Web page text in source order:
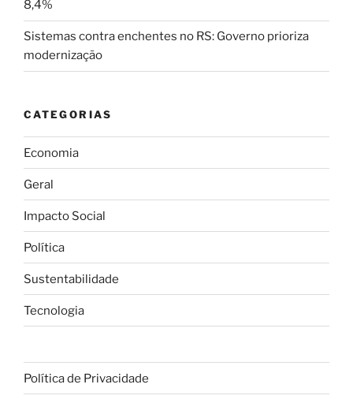
8,4%
Sistemas contra enchentes no RS: Governo prioriza
modernização
CATEGORIAS
Economia
Geral
Impacto Social
Política
Sustentabilidade
Tecnologia
Política de Privacidade